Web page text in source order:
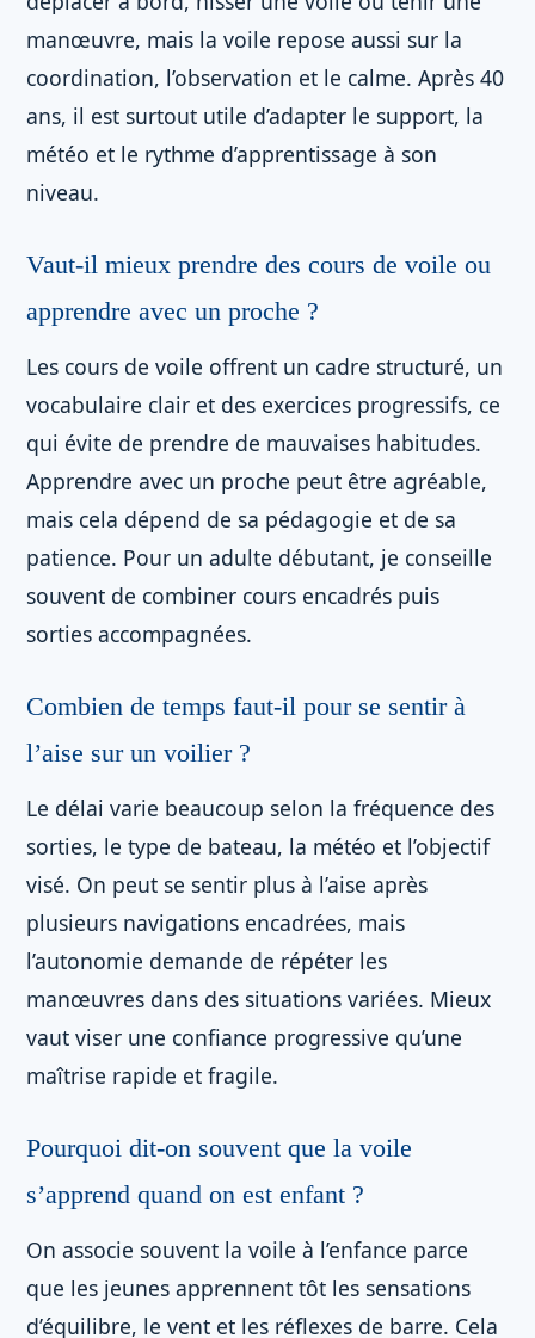
manœuvre, mais la voile repose aussi sur la
coordination, l’observation et le calme. Après 40
ans, il est surtout utile d’adapter le support, la
météo et le rythme d’apprentissage à son
niveau.
Vaut-il mieux prendre des cours de voile ou
apprendre avec un proche ?
Les cours de voile offrent un cadre structuré, un
vocabulaire clair et des exercices progressifs, ce
qui évite de prendre de mauvaises habitudes.
Apprendre avec un proche peut être agréable,
mais cela dépend de sa pédagogie et de sa
patience. Pour un adulte débutant, je conseille
souvent de combiner cours encadrés puis
sorties accompagnées.
Combien de temps faut-il pour se sentir à
l’aise sur un voilier ?
Le délai varie beaucoup selon la fréquence des
sorties, le type de bateau, la météo et l’objectif
visé. On peut se sentir plus à l’aise après
plusieurs navigations encadrées, mais
l’autonomie demande de répéter les
manœuvres dans des situations variées. Mieux
vaut viser une confiance progressive qu’une
maîtrise rapide et fragile.
Pourquoi dit-on souvent que la voile
s’apprend quand on est enfant ?
On associe souvent la voile à l’enfance parce
que les jeunes apprennent tôt les sensations
d’équilibre, le vent et les réflexes de barre. Cela